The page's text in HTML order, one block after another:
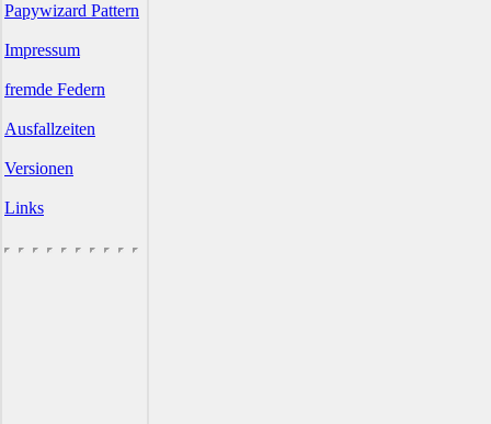
Papywizard Pattern
Impressum
fremde Federn
Ausfallzeiten
Versionen
Links